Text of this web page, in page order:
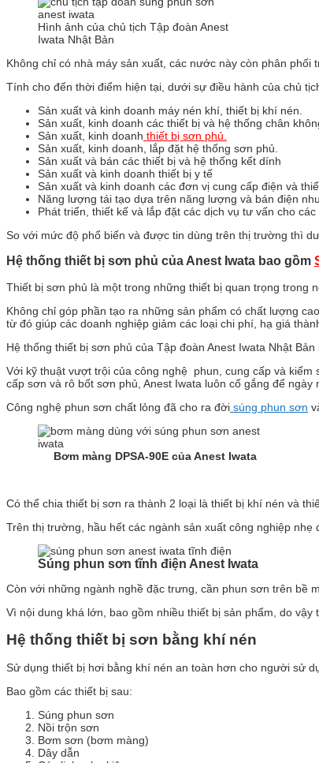
Hình ảnh của chủ tịch Tập đoàn Anest
Iwata Nhật Bản
Không chỉ có nhà máy sản xuất, các nước này còn phân
Tính cho đến thời điểm hiện tại, dưới sự điều hành của chủ
Sản xuất và kinh doanh máy nén khí, thiết bị khí nén.
Sản xuất, kinh doanh các thiết bị và hệ thống chân
Sản xuất, kinh doanh thiết bị sơn phủ.
Sản xuất, kinh doanh, lắp đặt hệ thống sơn phủ.
Sản xuất và bán các thiết bị và hệ thống kết dính
Sản xuất và kinh doanh thiết bị y tế
Sản xuất và kinh doanh các đơn vị cung cấp điện và
Năng lượng tái tạo dựa trên năng lượng và bán điện
Phát triển, thiết kế và lắp đặt các dịch vụ tư vấn cho
So với mức độ phổ biến và được tin dùng trên thị trường thì
Hệ thống thiết bị sơn phủ của Anest Iwata bao gồm
Thiết bị sơn phủ là một trong những thiết bị quan trọng trong
Không chỉ góp phần tạo ra những sản phẩm có chất lượng
từ đó giúp các doanh nghiệp giảm các loại chi phí, hạ giá
Hệ thống thiết bị sơn phủ của Tập đoàn Anest Iwata Nhật
Với kỹ thuật vượt trội của công nghệ phun, cung cấp và
cấp sơn và rô bốt sơn phủ, Anest Iwata luôn cố gắng để
Công nghệ phun sơn chất lỏng đã cho ra đời súng phun sơn
Bơm màng DPSA-90E của Anest Iwata
Có thể chia thiết bị sơn ra thành 2 loại là thiết bị khí nén và
Trên thị trường, hầu hết các ngành sản xuất công nghiệp
Súng phun sơn tĩnh điện Anest Iwata
Còn với những ngành nghề đặc trưng, cần phun sơn trên bề
Vì nội dung khá lớn, bao gồm nhiều thiết bị sản phẩm, do
Hệ thống thiết bị sơn bằng khí nén
Sử dụng thiết bị hơi bằng khí nén an toàn hơn cho người sử
Bao gồm các thiết bị sau:
Súng phun sơn
Nồi trộn sơn
Bơm sơn (bơm màng)
Dây dẫn